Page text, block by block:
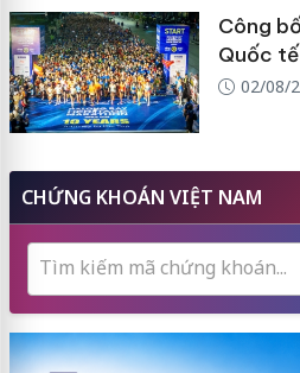
Công
Quốc
02/08/
CHỨNG KHOÁN VIỆT NAM
Tìm kiếm mã chứng khoán...